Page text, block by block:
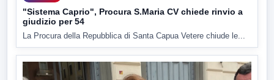
"Sistema Caprio", Procura S.Maria CV chiede rinvio a
giudizio per 54
La Procura della Repubblica di Santa Capua Vetere chiude le...